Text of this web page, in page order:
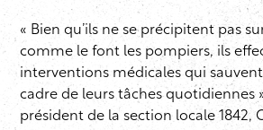
« Bien qu’ils ne se précipitent pas
comme le font les pompiers, ils
interventions médicales qui
cadre de leurs tâches quotidiennes
président de la section locale 1842,